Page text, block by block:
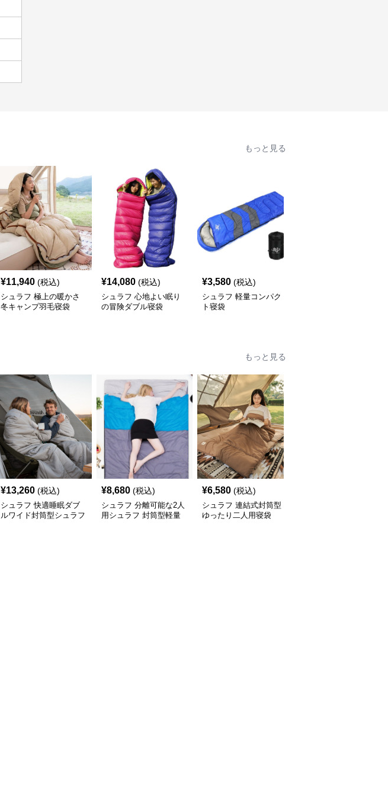
もっと見る
¥11,940 (税込)
シュラフ 極上の暖かさ
冬キャンプ羽毛寝袋
¥14,080 (税込)
シュラフ 心地よい眠り
の冒険ダブル寝袋
¥3,580 (税込)
シュラフ 軽量コンパク
ト寝袋
もっと見る
¥13,260 (税込)
シュラフ 快適睡眠ダブ
ルワイド封筒型シュラフ
¥8,680 (税込)
シュラフ 分離可能な2人
用シュラフ 封筒型軽量
¥6,580 (税込)
シュラフ 連結式封筒型
ゆったり二人用寝袋